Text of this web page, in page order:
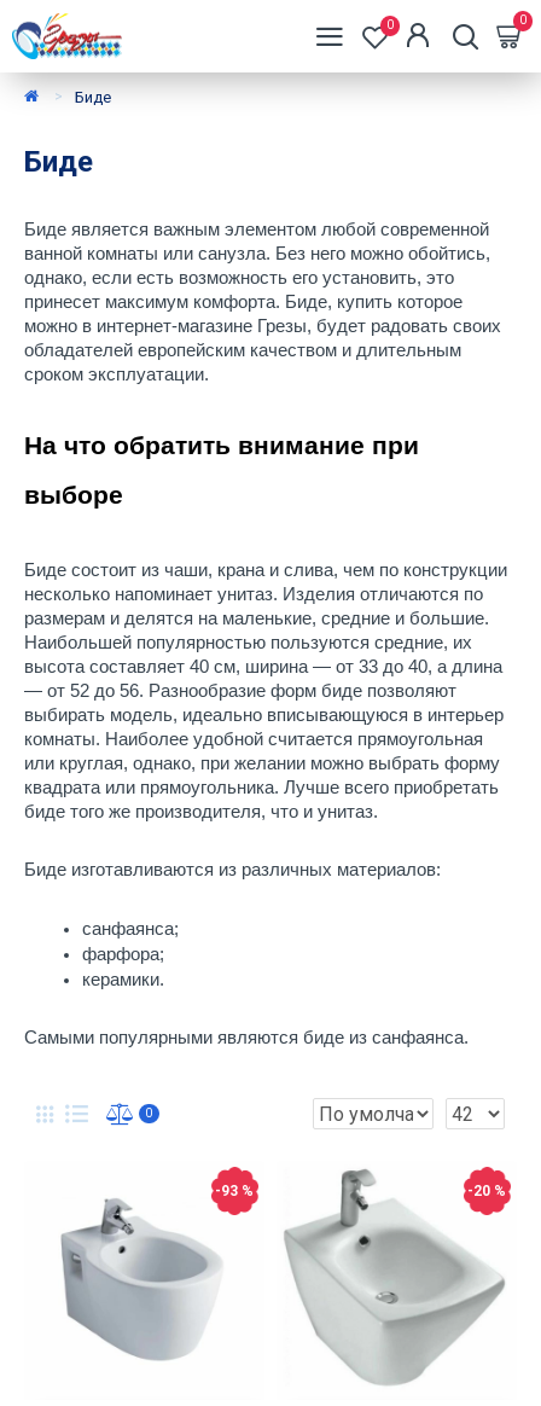
0 0
Биде
Биде
Биде является важным элементом любой современной
ванной комнаты или санузла. Без него можно обойтись,
однако, если есть возможность его установить, это
принесет максимум комфорта. Биде, купить которое
можно в интернет-магазине Грезы, будет радовать своих
обладателей европейским качеством и длительным
сроком эксплуатации.
На что обратить внимание при
выборе
Биде состоит из чаши, крана и слива, чем по конструкции
несколько напоминает унитаз. Изделия отличаются по
размерам и делятся на маленькие, средние и большие.
Наибольшей популярностью пользуются средние, их
высота составляет 40 см, ширина — от 33 до 40, а длина
— от 52 до 56. Разнообразие форм биде позволяют
выбирать модель, идеально вписывающуюся в интерьер
комнаты. Наиболее удобной считается прямоугольная
или круглая, однако, при желании можно выбрать форму
квадрата или прямоугольника. Лучше всего приобретать
биде того же производителя, что и унитаз.
Биде изготавливаются из различных материалов:
санфаянса;
фарфора;
керамики.
Самыми популярными являются биде из санфаянса.
0
-93 % -20 %